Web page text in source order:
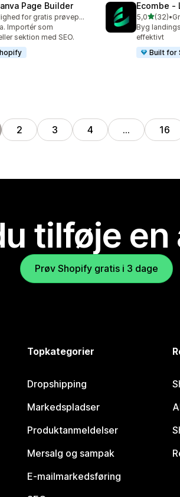
Page Builder
i alt
Mulighed for gratis prøveperiode
Importér som
sektion med SEO.
Ecombe ‑
5,0ud af 5
(32)
32 •
Byg
effektivt
Built for
2 3 4 … 16
tilføje en
Prøv Shopify gratis i 3 dage
Topkategorier
Dropshipping
Markedspladser
Produktanmeldelser
Mersalg og sampak
E-mailmarkedsføring